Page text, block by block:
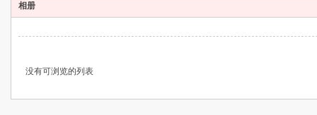
相册
没有可浏览的列表